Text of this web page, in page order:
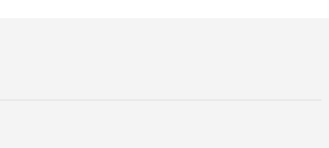
轉，真正看清「我是誰」，並由認識